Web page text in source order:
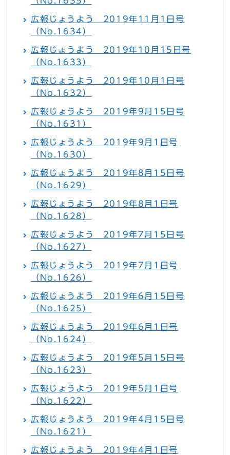
広報じょうよう 2019年11月1日号
（No.1634）
広報じょうよう 2019年10月15日号
（No.1633）
広報じょうよう 2019年10月1日号
（No.1632）
広報じょうよう 2019年9月15日号
（No.1631）
広報じょうよう 2019年9月1日号
（No.1630）
広報じょうよう 2019年8月15日号
（No.1629）
広報じょうよう 2019年8月1日号
（No.1628）
広報じょうよう 2019年7月15日号
（No.1627）
広報じょうよう 2019年7月1日号
（No.1626）
広報じょうよう 2019年6月15日号
（No.1625）
広報じょうよう 2019年6月1日号
（No.1624）
広報じょうよう 2019年5月15日号
（No.1623）
広報じょうよう 2019年5月1日号
（No.1622）
広報じょうよう 2019年4月15日号
（No.1621）
広報じょうよう 2019年4月1日号